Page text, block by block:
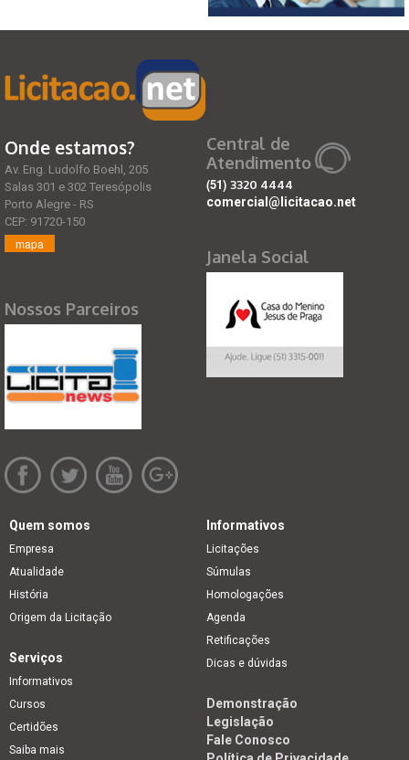
Onde estamos?
Av. Eng. Ludolfo Boehl, 205
Salas 301 e 302 Teresópolis
Porto Alegre - RS
CEP: 91720-150
mapa
Nossos Parceiros
Central de
Atendimento
(51) 3320 4444
comercial@licitacao.net
Janela Social
Quem somos
Empresa
Atualidade
História
Origem da Licitação
Informativos
Licitações
Súmulas
Homologações
Agenda
Retificações
Dicas e dúvidas
Serviços
Informativos
Cursos
Certidões
Saiba mais
Demonstração
Legislação
Fale Conosco